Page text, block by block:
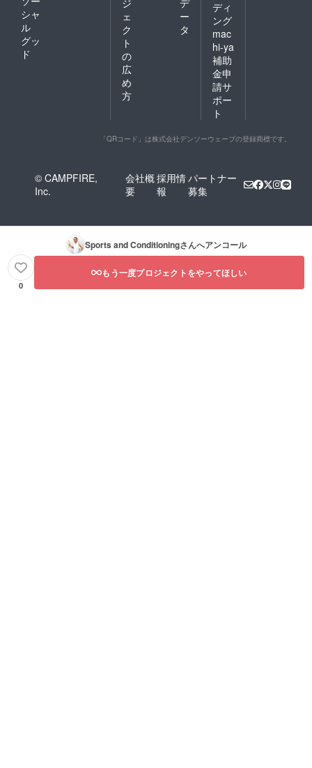
シャ
ル
グッ
ド
ジ
ェ
ク
ト
の
広
め
方
デ
ー
タ
ディ
ング
mac
hi-ya
補助
金申
請サ
ポー
ト
「QRコード」は株式会社デンソーウェーブの登録商標です。
© CAMPFIRE,
Inc.
会社概
要
採用情
報
パートナー
募集
Sports and Conditioningさんへアンコール
0
もう一度プロジェクトをやってほしい